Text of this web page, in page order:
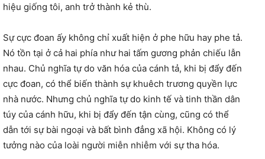
hiệu giống tôi, anh trở thành kẻ thù.
Sự cực đoan ấy không chỉ xuất hiện ở phe hữu hay phe tả.
Nó tồn tại ở cả hai phía như hai tấm gương phản chiếu lẫn
nhau. Chủ nghĩa tự do văn hóa của cánh tả, khi bị đẩy đến
cực đoan, có thể biến thành sự khuêch trương quyền lực
nhà nước. Nhưng chủ nghĩa tự do kinh tế và tinh thần dân
túy của cánh hữu, khi bị đẩy đến tận cùng, cũng có thể
dẫn tới sự bài ngoại và bất bình đẳng xã hội. Không có lý
tưởng nào của loài người miễn nhiễm với sự tha hóa.